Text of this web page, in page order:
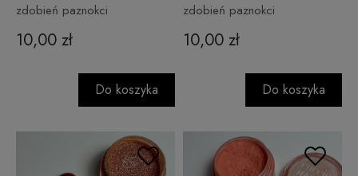
zdobień paznokci
10,00 zł
Do koszyka
zdobień paznokci
10,00 zł
Do koszyka